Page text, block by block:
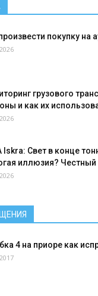
покупку на
грузового
и как их
Iskra: Свет в конце
иллюзия? Честный
4 на приоре как